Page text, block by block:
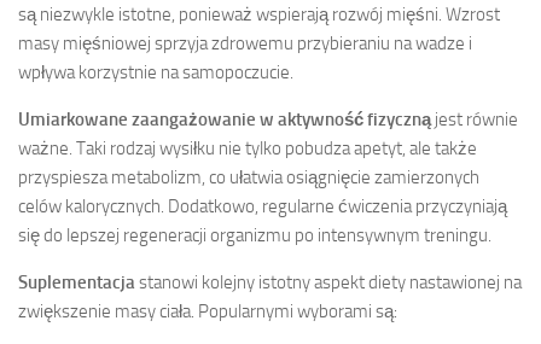
są niezwykle istotne, ponieważ wspierają rozwój mięśni. Wzrost
masy mięśniowej sprzyja zdrowemu przybieraniu na wadze i
wpływa korzystnie na samopoczucie.
Umiarkowane zaangażowanie w aktywność fizycznąjest równie
ważne. Taki rodzaj wysiłku nie tylko pobudza apetyt, ale także
przyspiesza metabolizm, co ułatwia osiągnięcie zamierzonych
celów kalorycznych. Dodatkowo, regularne ćwiczenia przyczyniają
się do lepszej regeneracji organizmu po intensywnym treningu.
Suplementacjastanowi kolejny istotny aspekt diety nastawionej na
zwiększenie masy ciała. Popularnymi wyborami są: